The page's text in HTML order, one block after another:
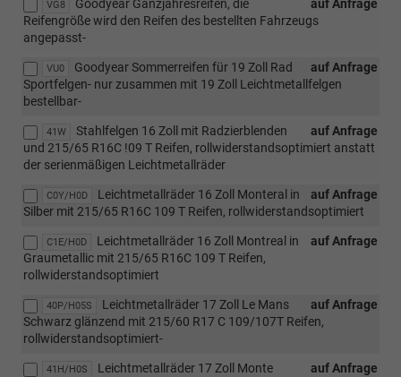
VG8 auf Anfrage
Goodyear Ganzjahresreifen, die
Reifengröße wird den Reifen des bestellten Fahrzeugs
angepasst-
VU0 auf Anfrage
Goodyear Sommerreifen für 19 Zoll Rad
Sportfelgen- nur zusammen mit 19 Zoll Leichtmetallfelgen
bestellbar-
41W auf Anfrage
Stahlfelgen 16 Zoll mit Radzierblenden
und 215/65 R16C !09 T Reifen, rollwiderstandsoptimiert anstatt
der serienmäßigen Leichtmetallräder
C0Y/H0D auf Anfrage
Leichtmetallräder 16 Zoll Monteral in
Silber mit 215/65 R16C 109 T Reifen, rollwiderstandsoptimiert
C1E/H0D auf Anfrage
Leichtmetallräder 16 Zoll Montreal in
Graumetallic mit 215/65 R16C 109 T Reifen,
rollwiderstandsoptimiert
40P/H05S auf Anfrage
Leichtmetallräder 17 Zoll Le Mans
Schwarz glänzend mit 215/60 R17 C 109/107T Reifen,
rollwiderstandsoptimiert-
41H/H0S auf Anfrage
Leichtmetallräder 17 Zoll Monte